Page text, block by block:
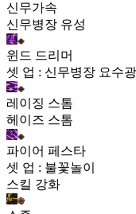
신무가속
신무병장 유성
윈드 드리머
셋 업 : 신무병장 요수
레이징 스톰
헤이즈 스톰
파이어 페스타
셋 업 : 불꽃놀이
스킬 강화